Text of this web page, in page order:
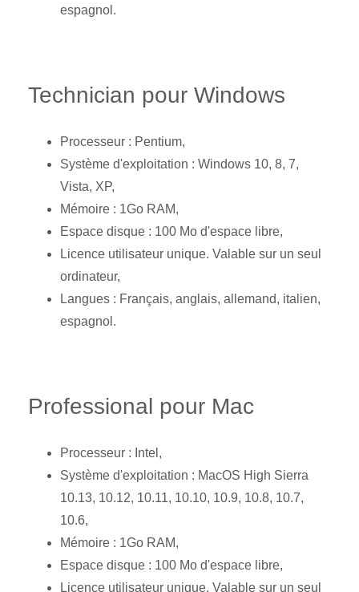
espagnol.
Technician pour Windows
Processeur : Pentium,
Système d'exploitation : Windows 10, 8, 7,
Vista, XP,
Mémoire : 1Go RAM,
Espace disque : 100 Mo d'espace libre,
Licence utilisateur unique. Valable sur un seul
ordinateur,
Langues : Français, anglais, allemand, italien,
espagnol.
Professional pour Mac
Processeur : Intel,
Système d'exploitation : MacOS High Sierra
10.13, 10.12, 10.11, 10.10, 10.9, 10.8, 10.7,
10.6,
Mémoire : 1Go RAM,
Espace disque : 100 Mo d'espace libre,
Licence utilisateur unique. Valable sur un seul